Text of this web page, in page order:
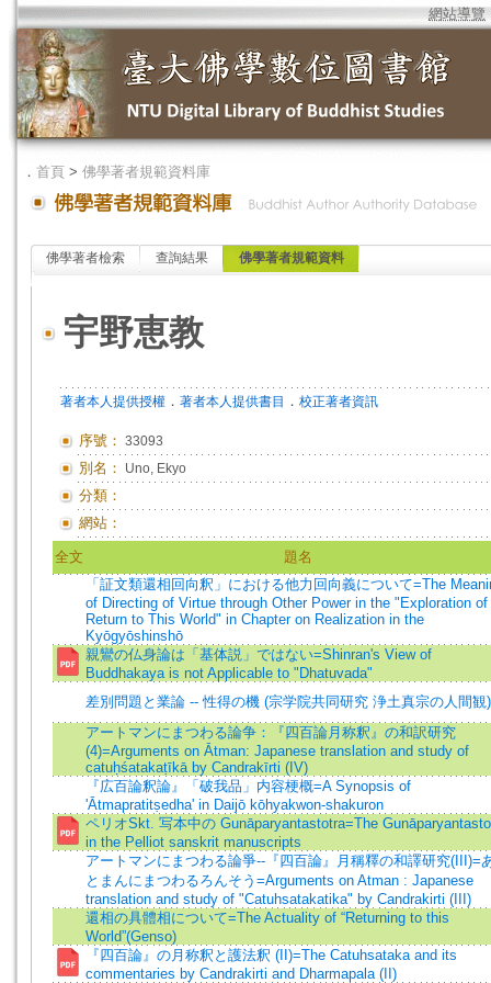
網站導覽
． 首頁 > 佛學著者規範資料庫
佛學著者檢索 查詢結果 佛學著者規範資料
宇野恵教
著者本人提供授權 ． 著者本人提供書目 ． 校正著者資訊
序號： 33093
別名： Uno, Ekyo
分類：
網站：
全文
題名
「証文類還相回向釈」における他力回向義について=The
of Directing of Virtue through Other Power in the "Exploration of
Return to This World" in Chapter on Realization in the
Kyōgyōshinshō
親鸞の仏身論は「基体説」ではない=Shinran's View of
Buddhakaya is not Applicable to "Dhatuvada"
差別問題と業論 -- 性得の機 (宗学院共同研究 浄土真宗の人間観)
アートマンにまつわる論争：『四百論月称釈』の和訳研究
(4)=Arguments on Ātman: Japanese translation and study of
catuḥśatakaṭīkā by Candrakīrti (IV)
『広百論釈論』「破我品」内容梗概=A Synopsis of
'Ātmapratitṣedha' in Daijō kōhyakwon-shakuron
ペリオSkt. 写本中の Gunāparyantastotra=The
in the Pelliot sanskrit manuscripts
アートマンにまつわる論爭--『四百論』月稱釋の和譯研究(III)=
とまんにまつわるろんそう=Arguments on Atman : Japanese
translation and study of "Catuhsatakatika" by Candrakirti (III)
還相の具體相について=The Actuality of “Returning to this
World”(Genso)
『四百論』の月称釈と護法釈 (II)=The Catuhsataka and its
commentaries by Candrakirti and Dharmapala (II)